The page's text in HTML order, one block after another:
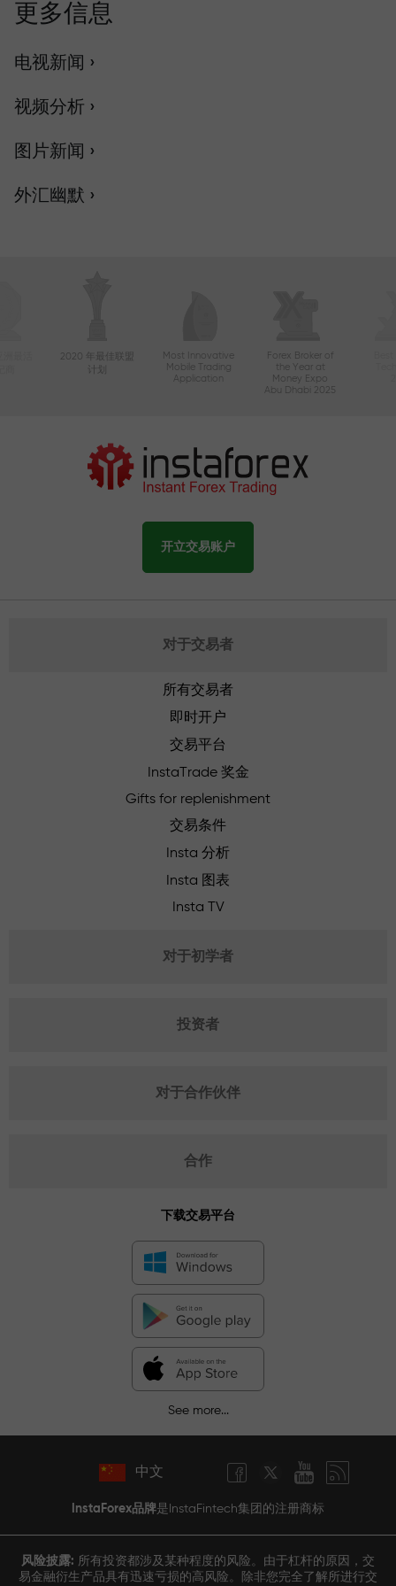
更多信息
电视新闻 ›
视频分析 ›
图片新闻 ›
外汇幽默 ›
2020 年最佳联盟
Most Innovative
Mobile Trading
Application
Forex Broker of
the Year at
Money Expo
Abu Dhabi 2025
开立交易账户
对于交易者
所有交易者
即时开户
交易平台
InstaTrade 奖金
Gifts for replenishment
交易条件
Insta 分析
Insta 图表
Insta TV
对于初学者
投资者
对于合作伙伴
合作
下载交易平台
See more...
中文
InstaForex品牌是InstaFintech集团的注册商标
风险披露: 所有投资都涉及某种程度的风险。由于杠杆的原因，交
易金融衍生产品具有迅速亏损的高风险。除非您完全了解所进行交